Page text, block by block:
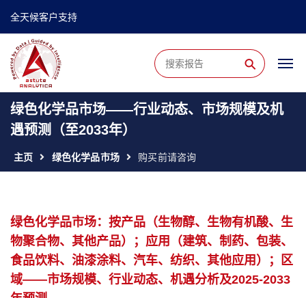
全天候客户支持
⚲
绿色化学品市场——行业动态、市场规模及机
遇预测（至2033年）
主页 绿色化学品市场 购买前请咨询
绿色化学品市场：按产品（生物醇、生物有机酸、生
物聚合物、其他产品）；应用（建筑、制药、包装、
食品饮料、油漆涂料、汽车、纺织、其他应用）；区
域——市场规模、行业动态、机遇分析及2025-2033